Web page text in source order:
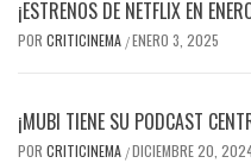
¡ESTRENOS DE NETFLIX EN
POR CRITICINEMA /ENERO 3, 2025
¡MUBI TIENE SU PODCAST
POR CRITICINEMA /DICIEMBRE 20,